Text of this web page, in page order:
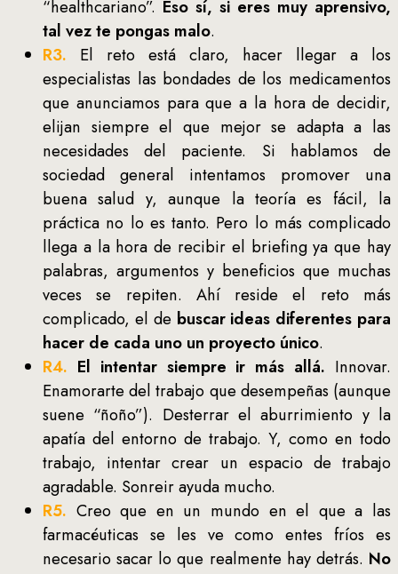
“healthcariano”. Eso sí, si eres muy aprensivo,
tal vez te pongas malo.
R3. El reto está claro, hacer llegar a los
especialistas las bondades de los medicamentos
que anunciamos para que a la hora de decidir,
elijan siempre el que mejor se adapta a las
necesidades del paciente. Si hablamos de
sociedad general intentamos promover una
buena salud y, aunque la teoría es fácil, la
práctica no lo es tanto. Pero lo más complicado
llega a la hora de recibir el briefing ya que hay
palabras, argumentos y beneficios que muchas
veces se repiten. Ahí reside el reto más
complicado, el de buscar ideas diferentes para
hacer de cada uno un proyecto único.
R4. El intentar siempre ir más allá. Innovar.
Enamorarte del trabajo que desempeñas (aunque
suene “ñoño”). Desterrar el aburrimiento y la
apatía del entorno de trabajo. Y, como en todo
trabajo, intentar crear un espacio de trabajo
agradable. Sonreir ayuda mucho.
R5. Creo que en un mundo en el que a las
farmacéuticas se les ve como entes fríos es
necesario sacar lo que realmente hay detrás. No